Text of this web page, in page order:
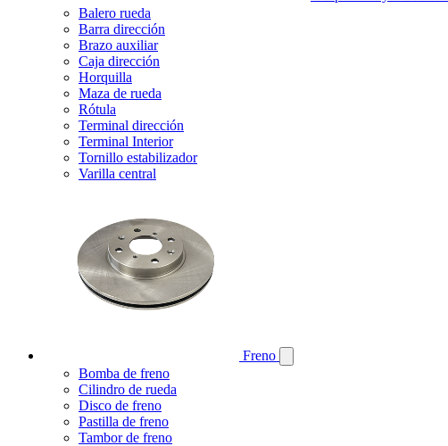
Balero rueda
Barra dirección
Brazo auxiliar
Caja dirección
Horquilla
Maza de rueda
Rótula
Terminal dirección
Terminal Interior
Tornillo estabilizador
Varilla central
Freno
Bomba de freno
Cilindro de rueda
Disco de freno
Pastilla de freno
Tambor de freno